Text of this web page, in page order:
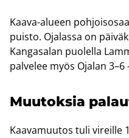
Kaava-​alueen
puis­to. Oja­las­sa on
Kan­ga­sa­lan puo­lel­la
pal­ve­lee myös Oja­lan 3–6
Muu­tok­sia
Kaa­va­muu­tos tuli vi­reil­le